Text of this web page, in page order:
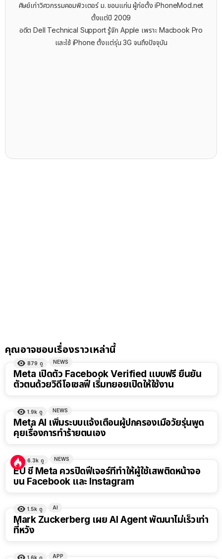
ศิษย์เก่าวิศวกรรมคอมพิวเตอร์ ม. ขอนแก่น ผู้ก่อตั้ง iPhoneMod.net
ตั้งแต่ปี 2009
อดีต Dell Technical Support รู้จัก ​Apple เพราะ Macbook Pro
และใช้ iPhone ตั้งแต่รุ่น 3G จนถึงปัจจุบัน
คุณอาจชอบเรื่องราวเหล่านี้
879 ดู NEWS
Meta เปิดตัว Facebook Verified แบบฟรี ยืนยัน
ตัวตนด้วยวิดีโอเซลฟี เริ่มทยอยเปิดให้ใช้งาน
1.9k ดู NEWS
Meta AI เพิ่มระบบแจ้งเตือนผู้ปกครองเมื่อวัยรุ่นพูด
คุยเรื่องการทำร้ายตนเอง
6.3k ดู NEWS
EU ชี้ Meta ควรปิดฟีเจอร์ที่ทำให้ผู้ใช้เสพติดหน้าจอ
บน Facebook และ Instagram
1.5k ดู AI
Mark Zuckerberg เผย AI Agent พัฒนาไม่เร็วเท่า
ที่หวัง
1.6k ดู APP